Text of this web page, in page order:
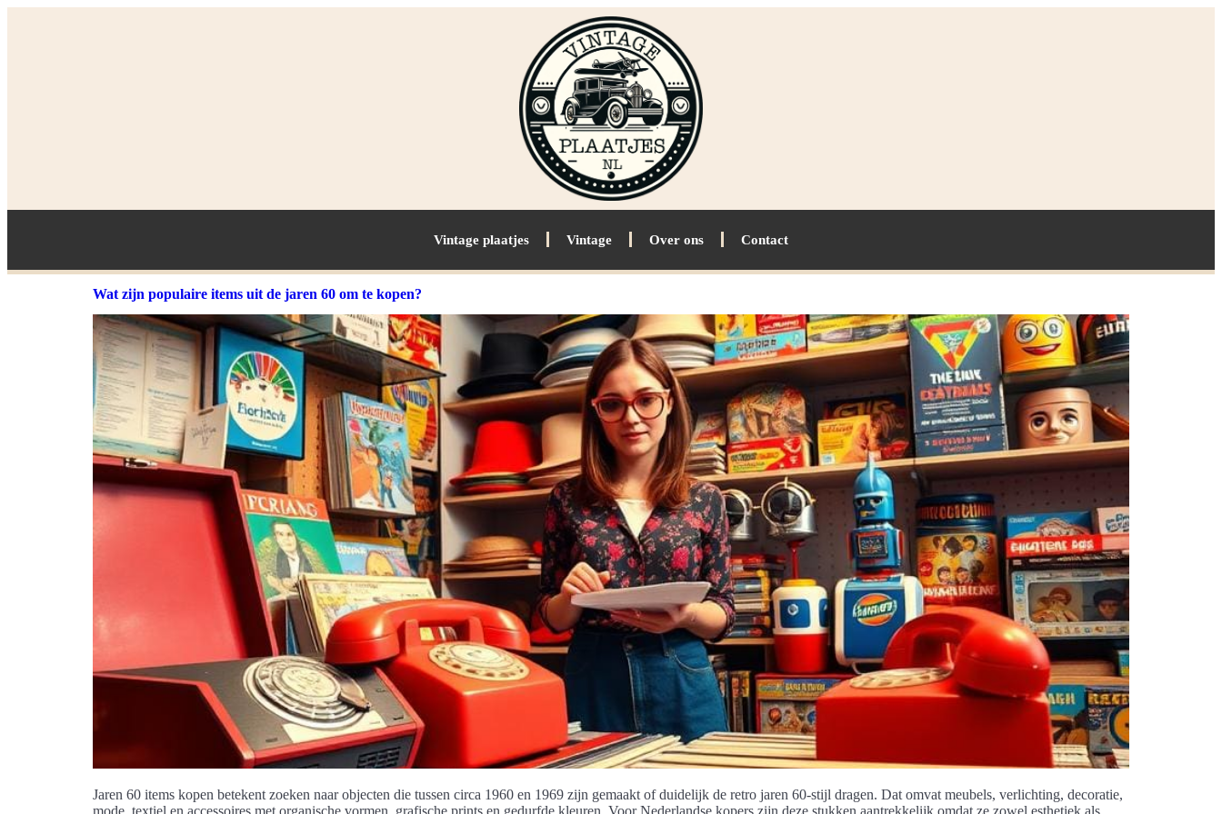
Vintage plaatjes Vintage Over ons Contact
Wat zijn populaire items uit de jaren 60 om te kopen?
Jaren 60 items kopen betekent zoeken naar objecten die tussen circa 1960 en 1969 zijn gemaakt of duidelijk de retro jaren 60-stijl dragen. Dat omvat meubels, verlichting, decoratie,